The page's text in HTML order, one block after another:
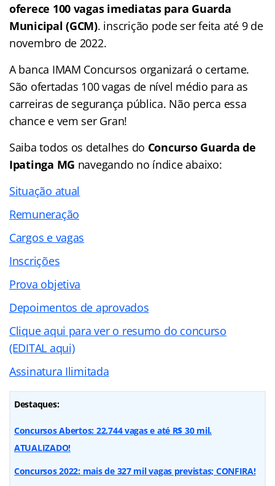
oferece 100 vagas imediatas para Guarda
Municipal (GCM). inscrição pode ser feita até 9 de
novembro de 2022.
A banca IMAM Concursos organizará o certame.
São ofertadas 100 vagas de nível médio para as
carreiras de segurança pública. Não perca essa
chance e vem ser Gran!
Saiba todos os detalhes do Concurso Guarda de
Ipatinga MG navegando no índice abaixo:
Situação atual
Remuneração
Cargos e vagas
Inscrições
Prova objetiva
Depoimentos de aprovados
Clique aqui para ver o resumo do concurso
(EDITAL aqui)
Assinatura Ilimitada
Destaques:
Concursos Abertos: 22.744 vagas e até R$ 30 mil.
ATUALIZADO!
Concursos 2022: mais de 327 mil vagas previstas; CONFIRA!